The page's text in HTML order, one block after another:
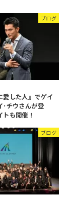
ブログ
愛した人』でゲイ
･チウさんが登
も開催！
ブログ